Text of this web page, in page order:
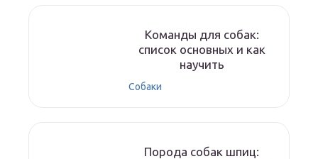
Команды для собак:
список основных и как
научить
Собаки
Порода собак шпиц: